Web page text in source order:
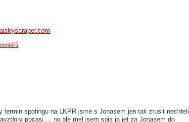
termin spotingu na LKPR jsme s Jonasem jen tak zrusit nechteli
pocasi.... no ale mel jsem spis ja jet za Jonasem do